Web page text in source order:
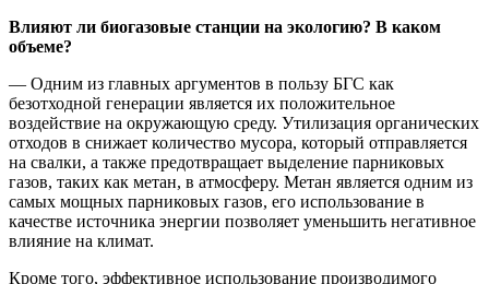
Влияют ли биогазовые станции на экологию? В каком
объеме?
— Одним из главных аргументов в пользу БГС как
безотходной генерации является их положительное
воздействие на окружающую среду. Утилизация органических
отходов в снижает количество мусора, который отправляется
на свалки, а также предотвращает выделение парниковых
газов, таких как метан, в атмосферу. Метан является одним из
самых мощных парниковых газов, его использование в
качестве источника энергии позволяет уменьшить негативное
влияние на климат.
Кроме того, эффективное использование производимого